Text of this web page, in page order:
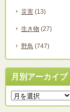
災害 (13)
生き物 (27)
野鳥 (747)
月別アーカイブ